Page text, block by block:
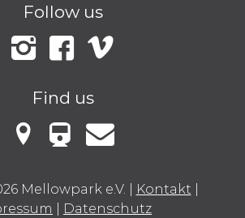
Follow us
Find us
VBB Fahrinfo
Mellowpark e.V. Kontakt
Datenschutz